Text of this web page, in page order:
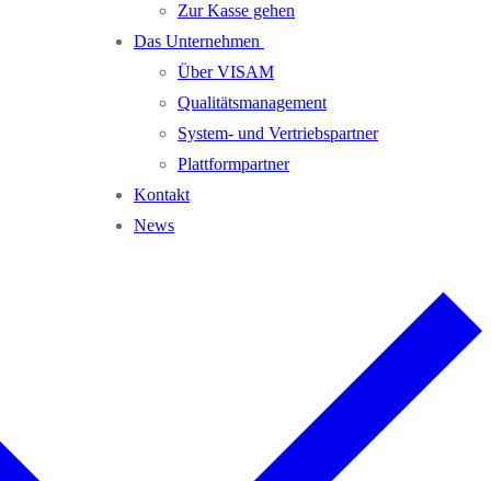
Zur Kasse gehen
Das Unternehmen
Über VISAM
Qualitätsmanagement
System- und Vertriebspartner
Plattformpartner
Kontakt
News